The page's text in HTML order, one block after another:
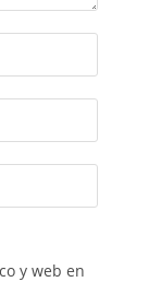
y web en